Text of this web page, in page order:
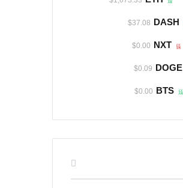
DASH
$37.08
NXT
$0.00
DOGE
$0.09
BTS
$0.00